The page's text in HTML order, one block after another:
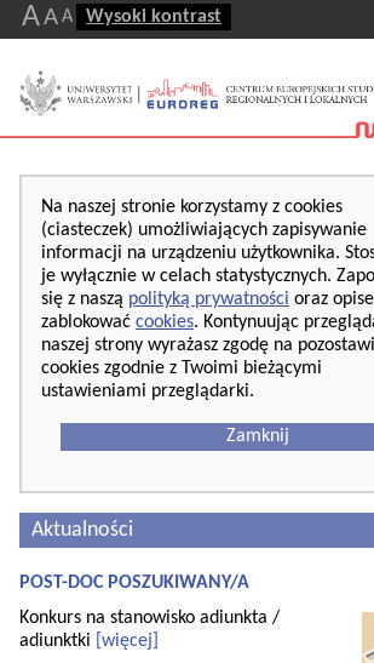
AA A Wysoki kontrast
Na naszej stronie korzystamy z cookies
(ciasteczek) umożliwiających zapisywanie
informacji na urządzeniu użytkownika.
je wyłącznie w celach statystycznych.
się z naszą polityką prywatności oraz
zablokować cookies. Kontynuując
naszej strony wyrażasz zgodę na
cookies zgodnie z Twoimi bieżącymi
ustawieniami przeglądarki.
Zamknij
Aktualności
POST-DOC POSZUKIWANY/A
Konkurs na stanowisko adiunkta /
adiunktki
[więcej]